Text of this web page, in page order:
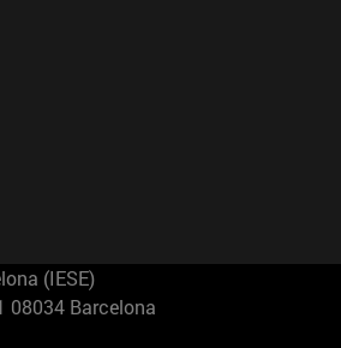
(IESE)
08034 Barcelona